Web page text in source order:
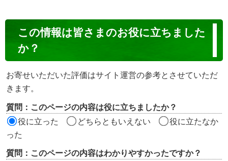
ン
ン
ツ
評
価
この情報は皆さまのお役に立ちました
か？
お寄せいただいた評価はサイト運営の参考とさせていただ
きます。
質問：このページの内容は役に立ちましたか？
役に立った
どちらともいえない
役に立たなか
った
質問：このページの内容はわかりやすかったですか？